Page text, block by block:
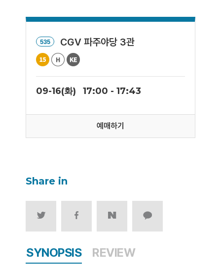
SYNOPSIS REVIEW
535 CGV 파주야당 3관
09-16(화) 17:00 - 17:43
예매하기
Share in